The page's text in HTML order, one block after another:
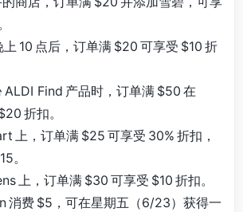
10 点后，订单满 $20 可享受 $10 折
ALDI Find 产品时，订单满 $50 在
折扣。
上，订单满 $25 可享受 30% 折扣，
。
上，订单满 $30 可享受 $10 折扣。
消费 $5，可在星期五（6/23）获得一